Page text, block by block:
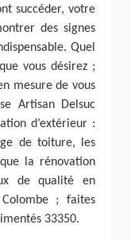
succéder, votre
des signes
Quel
vous désirez ;
mesure de vous
Artisan Delsuc
d’extérieur :
de toiture, les
la rénovation
de qualité en
; faites
33350.